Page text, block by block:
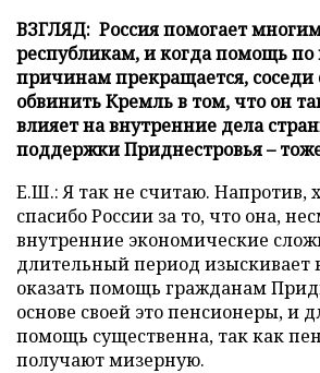
ВЗГЛЯД: Россия помогает
республикам, и когда помощь по
причинам прекращается,
обвинить Кремль в том, что он
влияет на внутренние дела
поддержки Приднестровья –
Е.Ш.: Я так не считаю. Напротив,
спасибо России за то, что она,
внутренние экономические
длительный период изыскивает
оказать помощь гражданам
основе своей это пенсионеры, и
помощь существенна, так как
получают мизерную.